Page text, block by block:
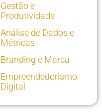
Gestão e
Produtividade
Análise de Dados e
Métricas
Branding e Marca
Empreendedorismo
Digital